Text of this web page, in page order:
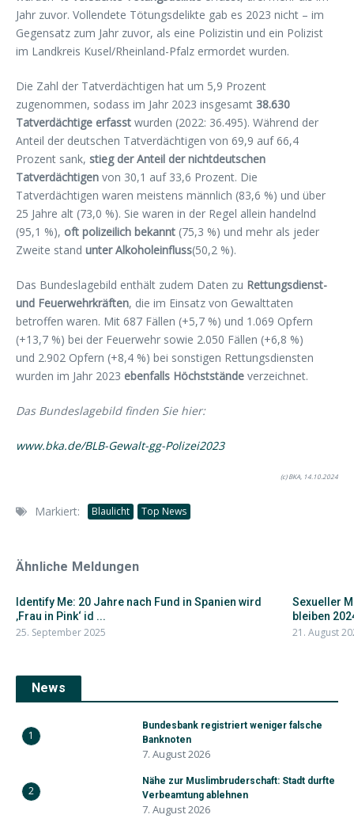
Jahr zuvor. Vollendete Tötungsdelikte gab es 2023 nicht – im
Gegensatz zum Jahr zuvor, als eine Polizistin und ein Polizist
im Landkreis Kusel/Rheinland-Pfalz ermordet wurden.
Die Zahl der Tatverdächtigen hat um 5,9 Prozent
zugenommen, sodass im Jahr 2023 insgesamt 38.630
Tatverdächtige erfasst wurden (2022: 36.495). Während der
Anteil der deutschen Tatverdächtigen von 69,9 auf 66,4
Prozent sank, stieg der Anteil der nichtdeutschen
Tatverdächtigen von 30,1 auf 33,6 Prozent. Die
Tatverdächtigen waren meistens männlich (83,6 %) und über
25 Jahre alt (73,0 %). Sie waren in der Regel allein handelnd
(95,1 %), oft polizeilich bekannt (75,3 %) und mehr als jeder
Zweite stand unter Alkoholeinfluss(50,2 %).
Das Bundeslagebild enthält zudem Daten zu Rettungsdienst-
und Feuerwehrkräften, die im Einsatz von Gewalttaten
betroffen waren. Mit 687 Fällen (+5,7 %) und 1.069 Opfern
(+13,7 %) bei der Feuerwehr sowie 2.050 Fällen (+6,8 %)
und 2.902 Opfern (+8,4 %) bei sonstigen Rettungsdiensten
wurden im Jahr 2023 ebenfalls Höchststände verzeichnet.
Das Bundeslagebild finden Sie hier:
www.bka.de/BLB-Gewalt-gg-Polizei2023
(c) BKA, 14.10.2024
Markiert: Blaulicht Top News
Ähnliche Meldungen
Identify Me: 20 Jahre nach Fund in Spanien wird
‚Frau in Pink‘ id ...
25. September 2025
Sexueller
bleiben
21. August
News
1
Bundesbank registriert weniger falsche
Banknoten
7. August 2026
2
Nähe zur Muslimbruderschaft: Stadt durfte
Verbeamtung ablehnen
7. August 2026